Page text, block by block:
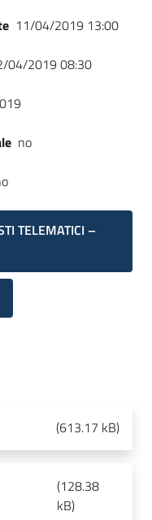
11/04/2019 13:00
04/2019 08:30
no
TELEMATICI –
(613.17 kB)
(128.38
kB)